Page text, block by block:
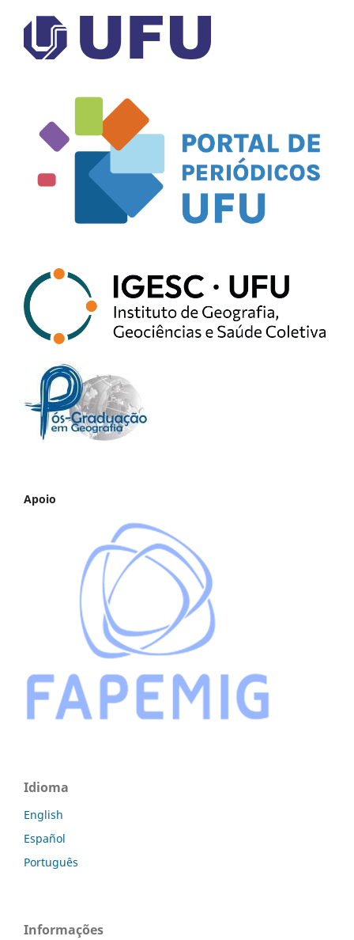
Apoio
Idioma
English
Español
Português
Informações